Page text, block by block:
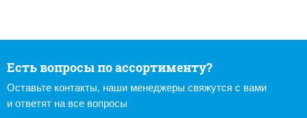
Есть вопросы по ассортименту?
Оставьте контакты, наши менеджеры свяжутся с вами
и ответят на все вопросы